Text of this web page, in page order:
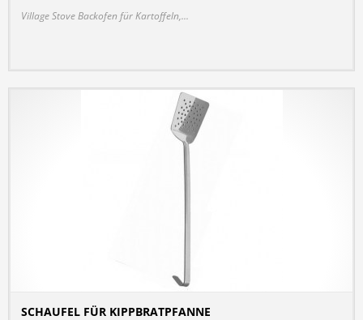
Village Stove Backofen für Kartoffeln,...
SCHAUFEL FÜR KIPPBRATPFANNE